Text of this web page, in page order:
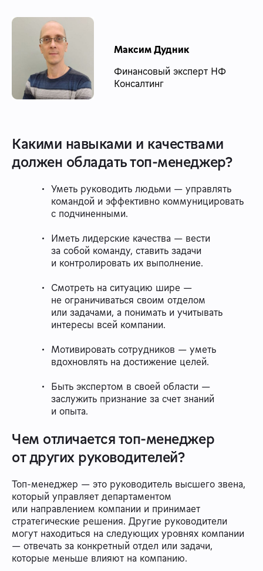
Максим Дудник
Финансовый эксперт НФ
Консалтинг
Какими навыками и качествами
должен обладать топ-менеджер?
Уметь руководить людьми — управлять
командой и эффективно коммуницировать
с подчиненными.
Иметь лидерские качества — вести
за собой команду, ставить задачи
и контролировать их выполнение.
Смотреть на ситуацию шире —
не ограничиваться своим отделом
или задачами, а понимать и учитывать
интересы всей компании.
Мотивировать сотрудников — уметь
вдохновлять на достижение целей.
Быть экспертом в своей области —
заслужить признание за счет знаний
и опыта.
Чем отличается топ-менеджер
от других руководителей?
Топ-менеджер — это руководитель высшего звена,
который управляет департаментом
или направлением компании и принимает
стратегические решения. Другие руководители
могут находиться на следующих уровнях компании
— отвечать за конкретный отдел или задачи,
которые меньше влияют на компанию.